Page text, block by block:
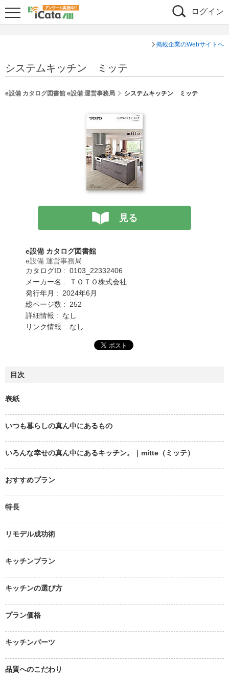
ログイン
掲載企業のWebサイトへ
システムキッチン ミッテ
e設備 カタログ図書館 e設備 運営事務局 システムキッチン ミッテ
見る
e設備 カタログ図書館
e設備 運営事務局
カタログID : 0103_22332406
メーカー名 : ＴＯＴＯ株式会社
発行年月 : 2024年6月
総ページ数 : 252
詳細情報 : なし
リンク情報 : なし
目次
表紙
いつも暮らしの真ん中にあるもの
いろんな幸せの真ん中にあるキッチン。｜mitte（ミッテ）
おすすめプラン
特長
リモデル成功術
キッチンプラン
キッチンの選び方
プラン価格
キッチンパーツ
品質へのこだわり